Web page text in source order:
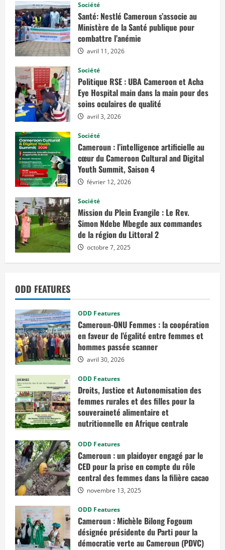
Société
Santé: Nestlé Cameroun s’associe au
Ministère de la Santé publique pour
combattre l’anémie
avril 11, 2026
Société
Politique RSE : UBA Cameroon et Acha
Eye Hospital main dans la main pour des
soins oculaires de qualité
avril 3, 2026
Société
Cameroun : l’intelligence artificielle au
cœur du Cameroon Cultural and Digital
Youth Summit, Saison 4
février 12, 2026
Société
Mission du Plein Evangile : Le Rev.
Simon Ndebe Mbegde aux commandes
de la région du Littoral 2
octobre 7, 2025
ODD FEATURES
ODD Features
Cameroun-ONU Femmes : la coopération
en faveur de l’égalité entre femmes et
hommes passée scanner
avril 30, 2026
ODD Features
Droits, Justice et Autonomisation des
femmes rurales et des filles pour la
souveraineté alimentaire et
nutritionnelle en Afrique centrale
ODD Features
Cameroun : un plaidoyer engagé par le
CED pour la prise en compte du rôle
central des femmes dans la filière cacao
novembre 13, 2025
ODD Features
Cameroun : Michèle Bilong Fogoum
désignée présidente du Parti pour la
démocratie verte au Cameroun (PDVC)